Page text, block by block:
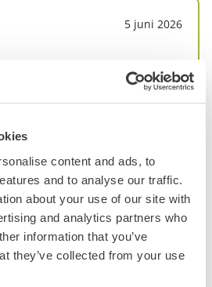
content and ads, to
and to analyse our traffic.
about your use of our site with
and analytics partners who
information that you’ve
they’ve collected from your use
5 juni 2026
zowel bossen als heide als
relaxed om op de chopper door
verhuurders zijn aardig en
ruimte in de buurt om je auto te
we een lekker ijsje bij de